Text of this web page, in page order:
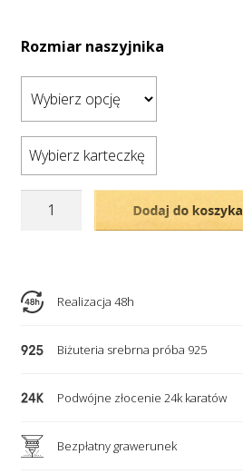
Rozmiar naszyjnika
Wybierz karteczkę
ilość
harmonii
-
fluoryt,
i
Dodaj do koszyka
Realizacja 48h
Biżuteria srebrna próba 925
Podwójne złocenie 24k karatów
Bezpłatny grawerunek